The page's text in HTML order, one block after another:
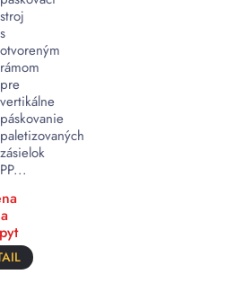
stroj
s
otvoreným
rámom
pre
vertikálne
páskovanie
paletizovaných
zásielok
PP...